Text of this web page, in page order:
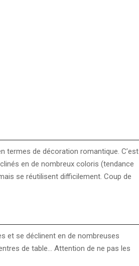
termes de décoration romantique. C’est
en de nombreux coloris (tendance
se réutilisent difficilement. Coup de
et se déclinent en de nombreuses
de table… Attention de ne pas les